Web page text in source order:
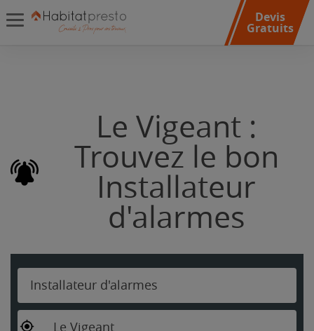
Devis
Gratuits
Le Vigeant :
Trouvez le bon
Installateur
d'alarmes
Installateur d'alarmes
Le Vigeant